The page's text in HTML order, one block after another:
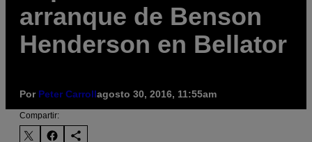
arranque de Benson
Henderson en Bellator
Por Peter Carrollagosto 30, 2016, 11:55am
Compartir: